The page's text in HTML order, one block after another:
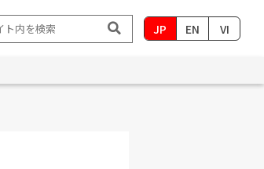
JP EN VI